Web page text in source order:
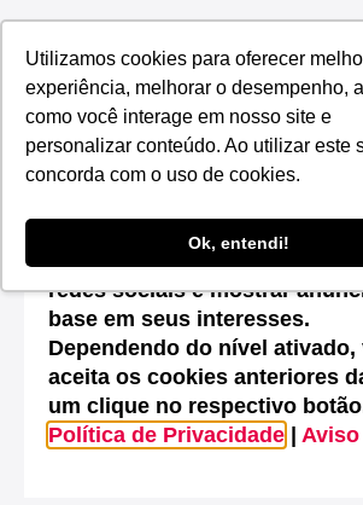
Utilizamos cookies para oferecer
experiência, melhorar o desempenho,
como você interage em nosso site e
personalizar conteúdo. Ao utilizar este
concorda com o uso de cookies.
Ok, entendi!
Suas configurações de
site
Este site utiliza cookies que
essenciais para melhorar o
estatísticas, possibilitar o
compartilhamento de
redes sociais e mostrar
base em seus interesses.
Dependendo do nível ativado,
aceita os cookies anteriores
um clique no respectivo
Política de Privacidade
Aviso